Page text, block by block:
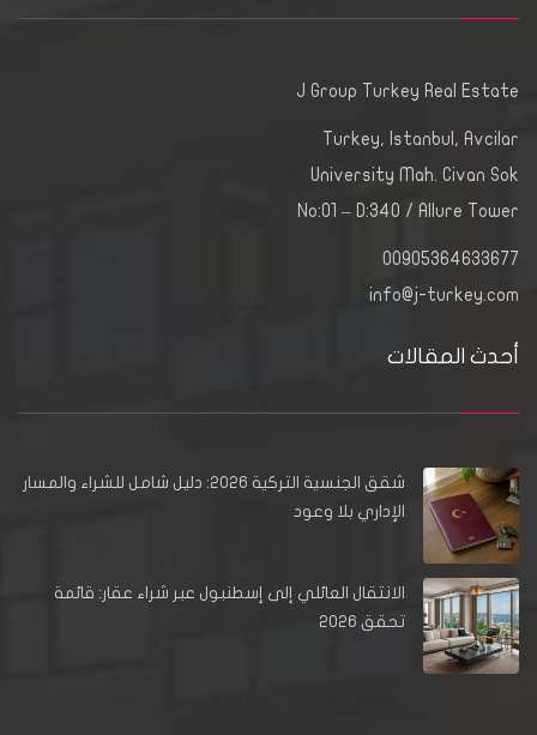
J Group Turkey Real Estate
Turkey, Istanbul, Avcilar
University Mah. Civan Sok
No:01 – D:340 / Allure Tower
00905364633677
info@j-turkey.com
أحدث المقالات
شقق الجنسية التركية 2026: دليل شامل للشراء والمسار
الإداري بلا وعود
الانتقال العائلي إلى إسطنبول عبر شراء عقار: قائمة
تحقق 2026